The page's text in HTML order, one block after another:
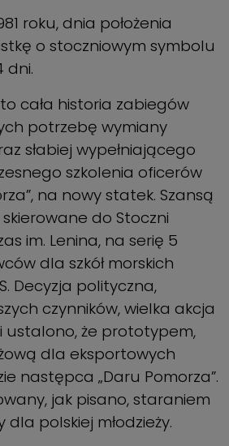
roku, dnia położenia
o stoczniowym symbolu
dni.
cała historia zabiegów
potrzebę wymiany
słabiej wypełniającego
szkolenia oficerów
na nowy statek. Szansą
do Stoczni
im. Lenina, na serię 5
dla szkół morskich
Decyzja polityczna,
czynników, wielka akcja
że prototypem,
dla eksportowych
następca „Daru Pomorza”.
jak pisano, staraniem
dla polskiej młodzieży.